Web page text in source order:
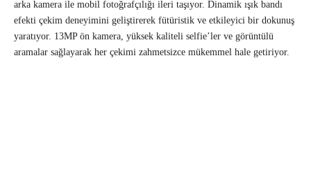
arka kamera ile mobil fotoğrafçılığı ileri taşıyor. Dinamik ışık bandı
efekti çekim deneyimini geliştirerek fütüristik ve etkileyici bir dokunuş
yaratıyor. 13MP ön kamera, yüksek kaliteli selfie’ler ve görüntülü
aramalar sağlayarak her çekimi zahmetsizce mükemmel hale getiriyor.